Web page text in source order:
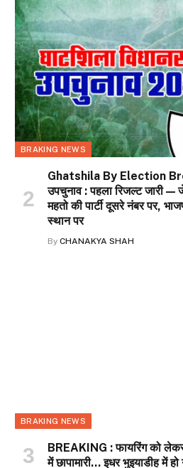
BRAKING NEWS
Ghatshila By Election
उपचुनाव : पहला रिजल्ट जारी —
महतो की पार्टी दूसरे नंबर पर,
स्थान पर
By CHANAKYA SHAH
BRAKING NEWS
BREAKING : फायरिंग को लेकर
में छापामारी… इधर भुइयाडीह में